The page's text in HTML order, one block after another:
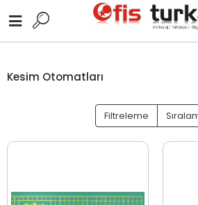
Kesim Otomatları
Filtreleme